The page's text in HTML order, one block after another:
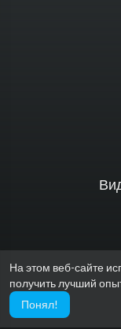
На этом веб-сайте
получить лучший
Понял!